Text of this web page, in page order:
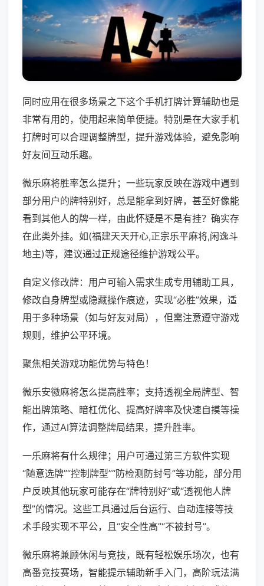
同时应用在很多场景之下这个手机打牌计算辅助也是
非常有用的，使用起来简单便捷。特别是在大家手机
打牌时可以合理调整牌型，提升游戏体验，避免影响
好友间互动乐趣。
微乐麻将胜率怎么提升；一些玩家反映在游戏中遇到
部分用户的牌特别好，总是能拿到好牌，甚至好像能
看到其他人的牌一样，由此怀疑是不是有挂？确实存
在此类外挂。如(福建天天开心,正宗乐平麻将,闲逸斗
地主)等，建议通过正规途径维护游戏公平。
自定义修改牌：用户可输入需求生成专用辅助工具，
修改自身牌型或隐藏操作痕迹，实现“必胜”效果，适
用于多种场景（如与好友对局），但需注意遵守游戏
规则，维护公平环境。
聚焦相关游戏功能优势与特色！
微乐安徽麻将怎么提高胜率；支持透视全局牌型、智
能出牌策略、暗杠优化、提高好牌率及快速自摸等操
作，通过AI算法调整牌局结果，提升胜率。
一乐麻将有什么规律；用户可通过第三方软件实现
“随意选牌”“控制牌型”“防检测防封号”等功能，部分用
户反映其他玩家可能存在“牌特别好”或“透视他人牌
型”的情况。这些工具通过后台运行、自动连接等技
术手段实现不平公，且“安全性高”“不被封号”。
微乐麻将兼顾休闲与竞技，既有轻松娱乐场次，也有
高番竞技赛场，智能提示辅助新手入门，高阶玩法满